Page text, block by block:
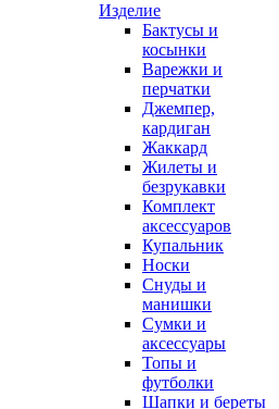
Изделие
Бактусы и
косынки
Варежки и
перчатки
Джемпер,
кардиган
Жаккард
Жилеты и
безрукавки
Комплект
аксессуаров
Купальник
Носки
Снуды и
манишки
Сумки и
аксессуары
Топы и
футболки
Шапки и береты